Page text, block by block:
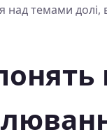
над темами